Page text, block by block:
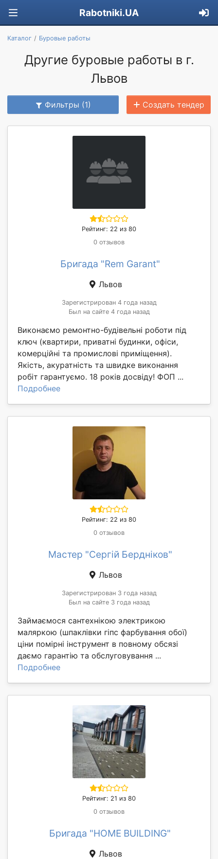
Rabotniki.UA
Каталог Буровые работы
Другие буровые работы в г.
Львов
Фильтры (1) Создать тендер
Рейтинг: 22 из 80
0 отзывов
Бригада "Rem Garant"
Львов
Зарегистрирован 4 года назад
Был на сайте 4 года назад
Виконаємо ремонтно-будівельні роботи під
ключ (квартири, приватні будинки, офіси,
комерційні та промислові приміщення).
Якість, акуратність та швидке виконання
робіт гарантуємо. 18 років досвіду! ФОП ...
Подробнее
Рейтинг: 22 из 80
0 отзывов
Мастер "Сергій Бердніков"
Львов
Зарегистрирован 3 года назад
Был на сайте 3 года назад
Займаємося сантехнікою электрикою
маляркою (шпаклівки гіпс фарбування обої)
ціни помірні інструмент в повному обсязі
даємо гарантію та обслуговування ...
Подробнее
Рейтинг: 21 из 80
0 отзывов
Бригада "HOME BUILDING"
Львов